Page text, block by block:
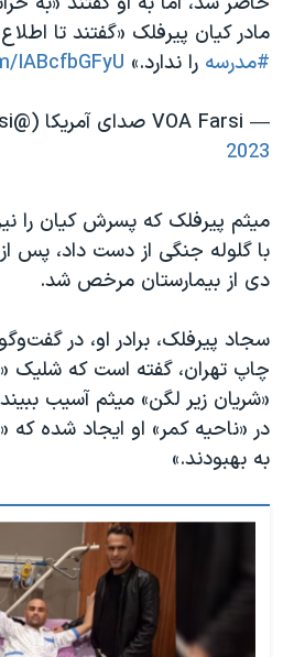
مادر کیان پیرفلک «گفتند تا
#مدرسه را ندارد.» IABcfbGFyU
— VOA Farsi صدای آمریکا (@VOAfarsi)
2023
میثم پیرفلک که پسرش کیان را نیز
دی از بیمارستان مرخص شد.
سجاد پیرفلک، برادر او، در
چاپ تهران، گفته است که شلیک
«شریان زیر لگن» میثم آسیب
در «ناحیه کمر» او ایجاد شده که
به بهبودند.»